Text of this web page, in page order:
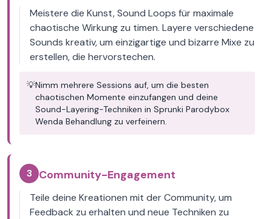
Meistere die Kunst, Sound Loops für maximale
chaotische Wirkung zu timen. Layere verschiedene
Sounds kreativ, um einzigartige und bizarre Mixe zu
erstellen, die hervorstechen.
💡Nimm mehrere Sessions auf, um die besten
chaotischen Momente einzufangen und deine
Sound-Layering-Techniken in Sprunki Parodybox
Wenda Behandlung zu verfeinern.
3 Community-Engagement
Teile deine Kreationen mit der Community, um
Feedback zu erhalten und neue Techniken zu